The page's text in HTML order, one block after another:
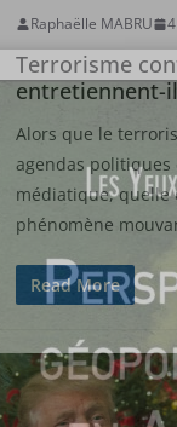
Raphaëlle MABRU
Terrorisme
entretiennent-
Alors que le
agendas politiques
médiatique, quelle
phénomène
Read More